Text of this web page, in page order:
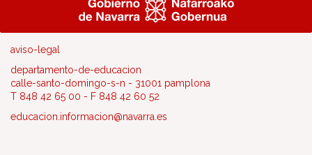
aviso-legal
departamento-de-educacion
calle-santo-domingo-s-n - 31001 pamplona
T 848 42 65 00 - F 848 42 60 52
educacion.informacion@navarra.es